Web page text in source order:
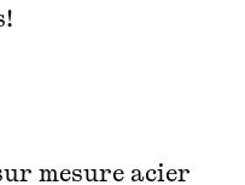
mesure acier